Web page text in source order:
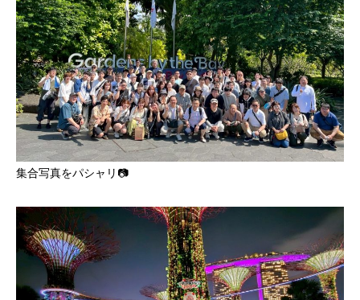
集合写真をパシャリ📷